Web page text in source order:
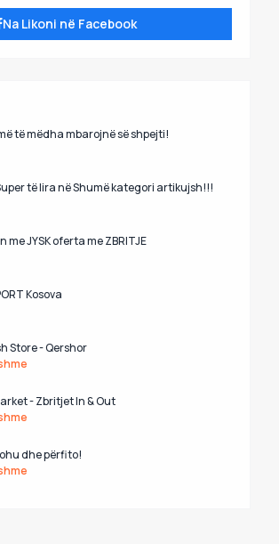
Na Likoni në Facebook
të mëdha mbarojnë së shpejti!
të lira në Shumë kategori artikujsh!!!
me JYSK oferta me ZBRITJE
Kosova
Store - Qershor
- Zbritjet In & Out
dhe përfito!